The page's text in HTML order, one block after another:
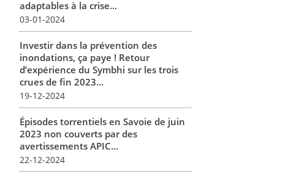
adaptables à la crise...
03-01-2024
Investir dans la prévention des
inondations, ça paye ! Retour
d’expérience du Symbhi sur les trois
crues de fin 2023...
19-12-2024
Épisodes torrentiels en Savoie de juin
2023 non couverts par des
avertissements APIC...
22-12-2024